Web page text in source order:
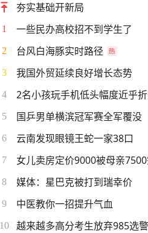
夯实基础开新局
1 一些民办高校招不到学生了
2 台风白海豚实时路径
3 我国外贸延续良好增长态势
4 2名小孩玩手机低头幅度近乎
5 国乒男单横滨冠军赛全军覆没
6 云南发现眼镜王蛇一家38口
7 女儿卖房定价9000被母亲
8 媒体：星巴克被打到瑞幸价
9 中医教你一招提升气血
10 越来越多高分考生放弃985选